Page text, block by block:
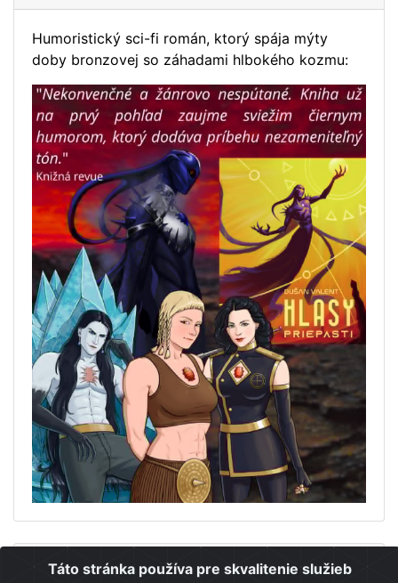
Humoristický sci-fi román, ktorý spája mýty
doby bronzovej so záhadami hlbokého kozmu:
Odoberanie noviniek
Táto stránka používa pre skvalitenie služieb